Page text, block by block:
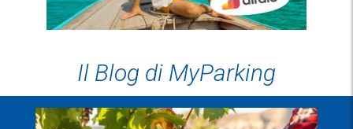
Il Blog di MyParking